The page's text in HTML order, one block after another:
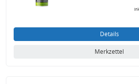
Details
Merkzettel